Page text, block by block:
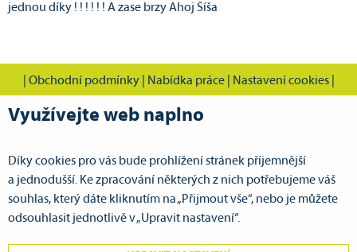
jednou díky ! ! ! ! ! ! A zase brzy Ahoj Šíša
Obchodní podmínky| Nabídka práce| Nastavení cookies|
CVOK s.r.o., Cestovní vodácká kancelář Pardubice
Doubravická 386
533 53 Pardubice VII - Ohrazenice
GPS: N 50°3.67643', E 15°45.16650'
Využívejte web naplno
Díky cookies pro vás bude prohlížení stránek příjemnější
a jednodušší. Ke zpracování některých z nich potřebujeme váš
souhlas, který dáte kliknutím na „Přijmout vše“, nebo je můžete
odsouhlasit jednotlivě v „Upravit nastavení“.